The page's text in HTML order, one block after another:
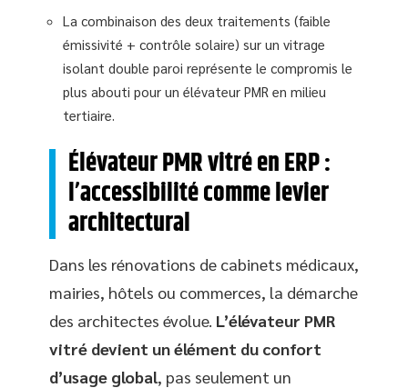
La combinaison des deux traitements (faible
émissivité + contrôle solaire) sur un vitrage
isolant double paroi représente le compromis le
plus abouti pour un élévateur PMR en milieu
tertiaire.
Élévateur PMR vitré en ERP :
l’accessibilité comme levier
architectural
Dans les rénovations de cabinets médicaux,
mairies, hôtels ou commerces, la démarche
des architectes évolue. L’élévateur PMR
vitré devient un élément du confort
d’usage global, pas seulement un